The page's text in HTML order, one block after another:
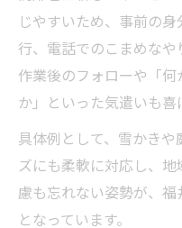
じやすいため、事前の
行、電話でのこまめなや
作業後のフォローや「
か」といった気遣いも喜
具体例として、雪かき
ズにも柔軟に対応し、
慮も忘れない姿勢が、
となっています。